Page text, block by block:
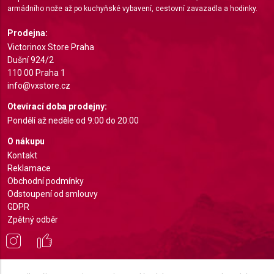
armádního nože až po kuchyňské vybavení, cestovní zavazadla a hodinky.
Prodejna:
Victorinox Store Praha
Dušní 924/2
110 00 Praha 1
info@vxstore.cz
Otevírací doba prodejny:
Pondělí až neděle od 9:00 do 20:00
O nákupu
Kontakt
Reklamace
Obchodní podmínky
Odstoupení od smlouvy
GDPR
Zpětný odběr
Identify devices based on information actively
Necessary
Performance
Functional
Advertising